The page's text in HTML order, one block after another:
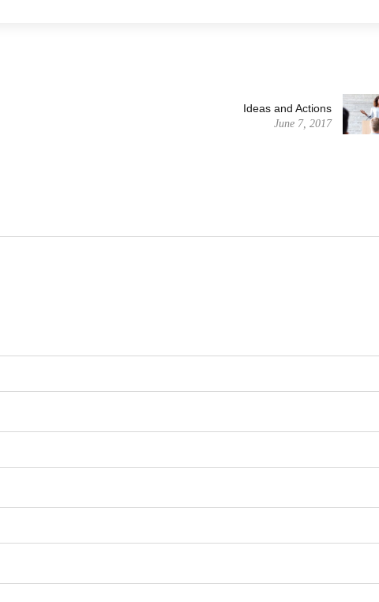
Ideas and Actions
June 7, 2017